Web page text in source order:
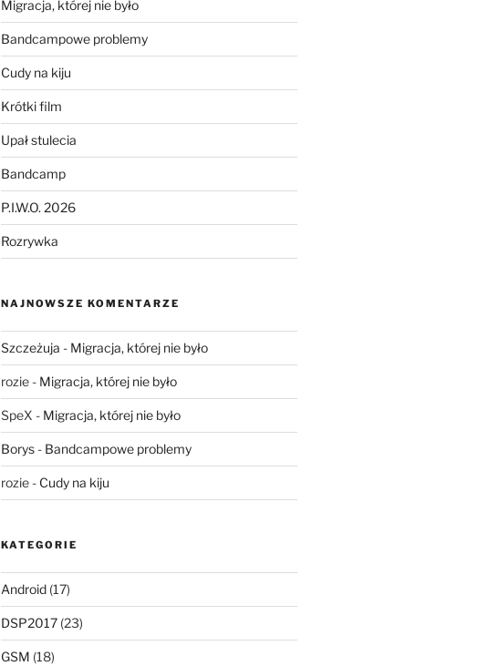
Migracja, której nie było
Bandcampowe problemy
Cudy na kiju
Krótki film
Upał stulecia
Bandcamp
P.I.W.O. 2026
Rozrywka
NAJNOWSZE KOMENTARZE
Szczeżuja - Migracja, której nie było
rozie- Migracja, której nie było
SpeX - Migracja, której nie było
Borys- Bandcampowe problemy
rozie- Cudy na kiju
KATEGORIE
Android(17)
DSP2017(23)
GSM (18)